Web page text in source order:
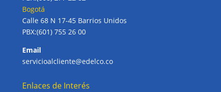
Bogotá
Calle 68 N 17-45 Barrios Unidos
PBX:(601) 755 26 00
Email
servicioalcliente@edelco.co
Enlaces de Interés